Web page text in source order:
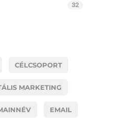
32
CÉLCSOPORT
MARKETING
EMAIL